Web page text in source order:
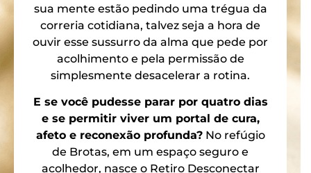
sua mente estão pedindo uma trégua da
correria cotidiana, talvez seja a hora de
ouvir esse sussurro da alma que pede por
acolhimento e pela permissão de
simplesmente desacelerar a rotina.
E se você pudesse parar por quatro dias
e se permitir viver um portal de cura,
afeto e reconexão profunda?No refúgio
de Brotas, em um espaço seguro e
acolhedor, nasce o Retiro Desconectar